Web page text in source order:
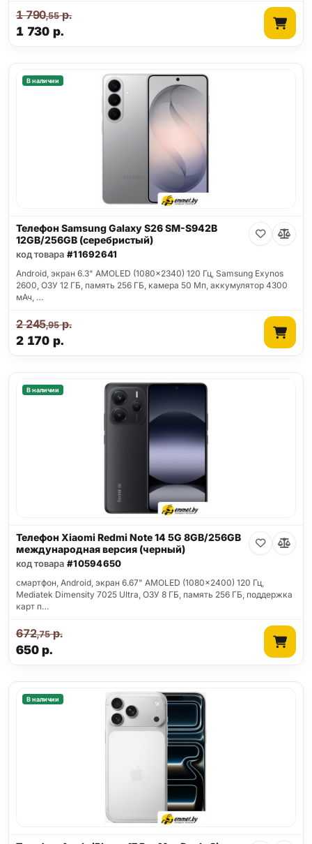
1 730 р.
1 790,55р.
В наличии
Телефон Samsung Galaxy S26 SM-S942B
12GB/256GB (серебристый)
код товара #11692641
Android, экран 6.3" AMOLED (1080x2340) 120 Гц, Samsung Exynos
2600, ОЗУ 12 ГБ, память 256 ГБ, камера 50 Мп, аккумулятор 4300
мАч, …
2 170 р.
2 245,95р.
В наличии
Телефон Xiaomi Redmi Note 14 5G 8GB/256GB
международная версия (черный)
код товара #10594650
смартфон, Android, экран 6.67" AMOLED (1080x2400) 120 Гц,
Mediatek Dimensity 7025 Ultra, ОЗУ 8 ГБ, память 256 ГБ, поддержка
карт п…
650р.
672,75р.
В наличии